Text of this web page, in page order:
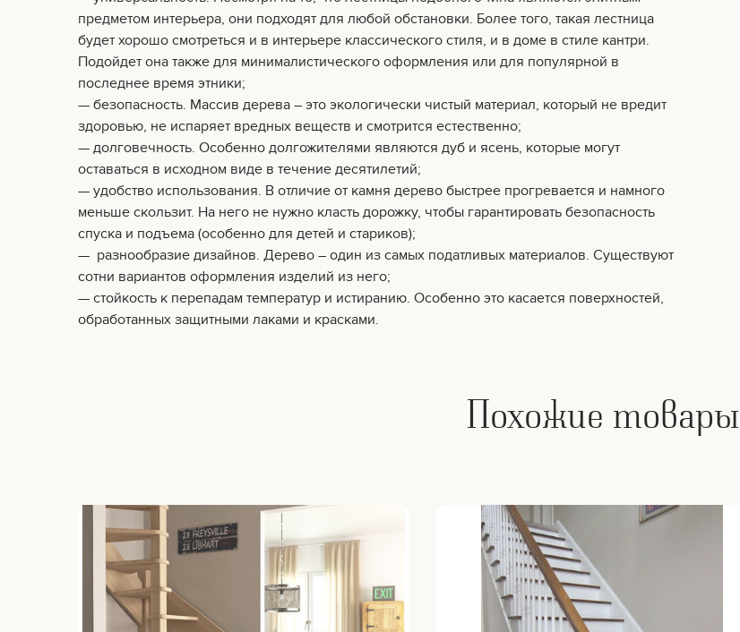
предметом интерьера, они подходят для любой обстановки. Более того, такая лестница
будет хорошо смотреться и в интерьере классического стиля, и в доме в стиле кантри.
Подойдет она также для минималистического оформления или для популярной в
последнее время этники;
— безопасность. Массив дерева – это экологически чистый материал, который не вредит
здоровью, не испаряет вредных веществ и смотрится естественно;
— долговечность. Особенно долгожителями являются дуб и ясень, которые могут
оставаться в исходном виде в течение десятилетий;
— удобство использования. В отличие от камня дерево быстрее прогревается и намного
меньше скользит. На него не нужно класть дорожку, чтобы гарантировать безопасность
спуска и подъема (особенно для детей и стариков);
— разнообразие дизайнов. Дерево – один из самых податливых материалов. Существуют
сотни вариантов оформления изделий из него;
— стойкость к перепадам температур и истиранию. Особенно это касается поверхностей,
обработанных защитными лаками и красками.
Похожие товары